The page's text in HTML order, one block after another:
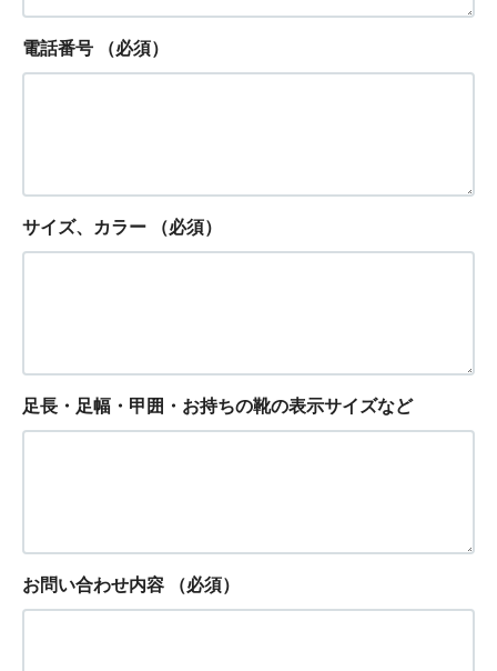
電話番号 （必須）
サイズ、カラー （必須）
足長・足幅・甲囲・お持ちの靴の表示サイズなど
お問い合わせ内容 （必須）